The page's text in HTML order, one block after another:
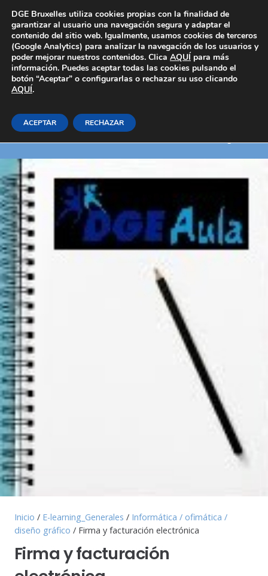
Área Privada
Firma y facturación electrónica
Inicio
Inicio / E-learning_Generales / Informática / ofimática /
diseño gráfico / Firma y facturación electrónica
Firma y facturación
DGE Bruxelles utiliza cookies propias con la finalidad de
garantizar al usuario una navegación segura y adaptar el
contenido del sitio web. Igualmente, usamos cookies de terceros
(Google Analytics) para analizar la navegación de los usuarios y
poder mejorar nuestros contenidos. Clica AQUÍ para más
información. Puedes aceptar todas las cookies pulsando el
botón “Aceptar” o configurarlas o rechazar su uso clicando
AQUÍ.
ACEPTAR RECHAZAR